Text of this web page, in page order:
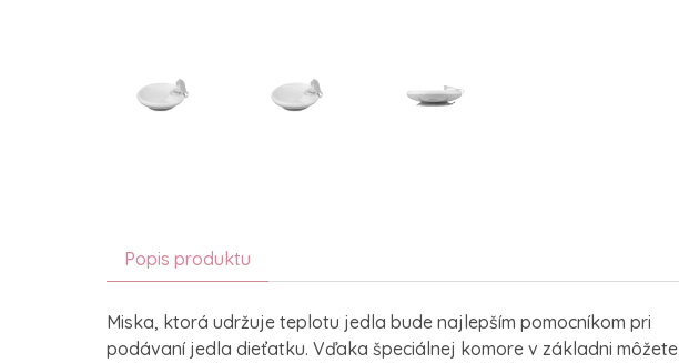
Popis produktu
Miska, ktorá udržuje teplotu jedla bude najlepším pomocníkom pri
podávaní jedla dieťatku. Vďaka špeciálnej komore v základni môžete